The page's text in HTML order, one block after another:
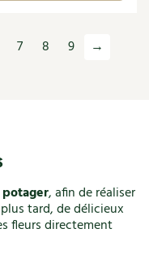
7 8 9 →
, afin de réaliser
tard, de délicieux
fleurs directement